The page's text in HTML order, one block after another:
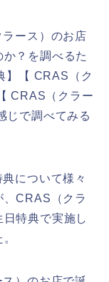
ース）のお店
？を調べるた
】【 CRAS（ク
CRAS（クラー
じで調べてみる
について様々
、CRAS（クラ
特典で実施し